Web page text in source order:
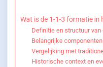
Wat is de 1-1-3 formatie in
Definitie en structuur
Belangrijke
Vergelijking met
Historische context en